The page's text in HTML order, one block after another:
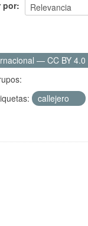
por
— CC BY 4.0
callejero